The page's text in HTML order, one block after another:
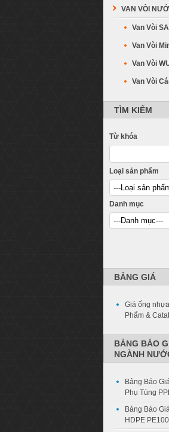
VAN VÒI
Van Vòi
Van Vòi
Van Vòi
Van Vòi
TÌM KIẾM
Từ khóa
Loại sản phẩm
Danh mục
BẢNG GIÁ
Giá ống
Phẩm &
BẢNG BÁO
NGÀNH
Bảng Báo
Phụ Tùng
Bảng Báo
HDPE PE100